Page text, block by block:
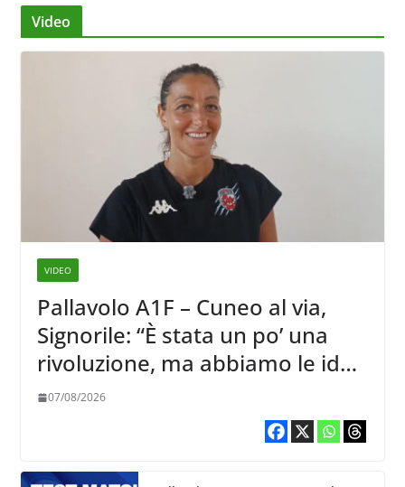
Video
VIDEO
Pallavolo A1F – Cuneo al via,
Signorile: “È stata un po’ una
rivoluzione, ma abbiamo le idee
chiare siu cosa vogliamo fare”
07/08/2026